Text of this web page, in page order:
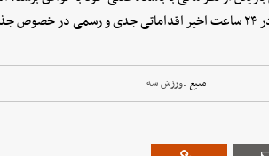
حضور او در پرسپولیس هنوز منتفی نشده و البته سپاهان نیز در ۲۴ ساعت اخیر اقداماتی جدی و
منبع :ورزش سه